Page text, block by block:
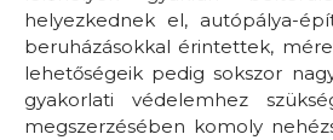
helyezkednek el, autópálya-
beruházásokkal érintettek,
lehetőségeik pedig sokszor
gyakorlati védelemhez
megszerzésében komoly